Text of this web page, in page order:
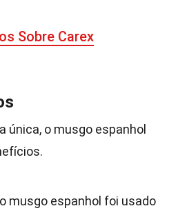
Sobre Carex
única, o musgo espanhol
musgo espanhol foi usado